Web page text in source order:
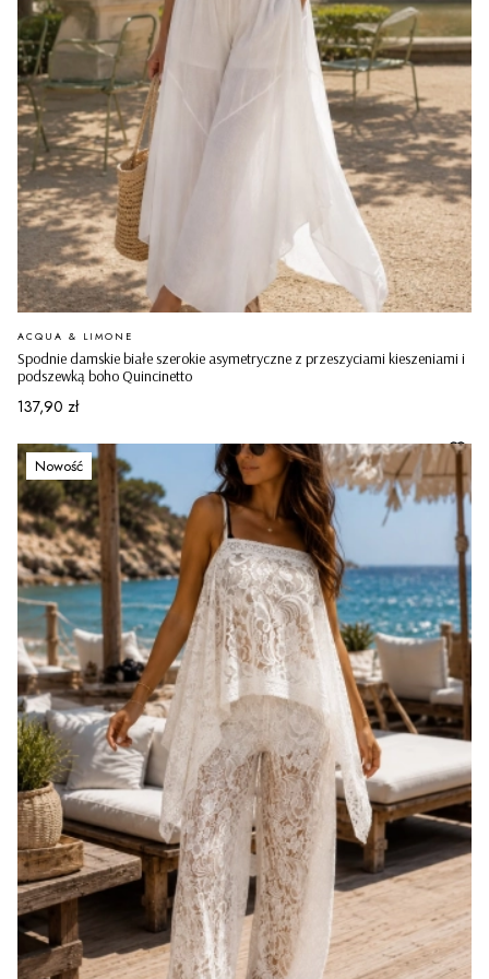
Spodnie damskie białe szerokie asymetryczne z przeszyciami kieszeniami i
podszewką boho Quincinetto
PRODUCENT
ACQUA & LIMONE
Cena
137,90 zł
Nowość